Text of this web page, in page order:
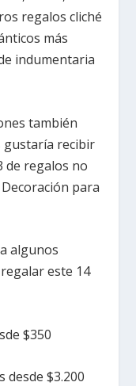
regalos cliché
más
indumentaria
también
gustaría recibir
de regalos no
para
algunos
este 14
$350
desde $3.200